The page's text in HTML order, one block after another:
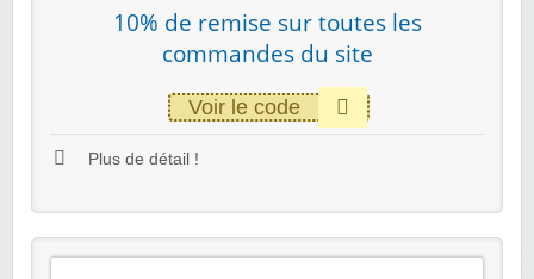
10% de remise sur toutes les
commandes du site
Voir le code
Plus de détail !